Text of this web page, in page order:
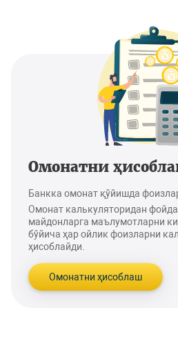
Омонатни
Банкка омонат қўйишда
Омонат калькуляторидан
майдонларга маълумотларни
бўйича ҳар ойлик фоизларни
ҳисоблайди.
Омонатни ҳисоблаш